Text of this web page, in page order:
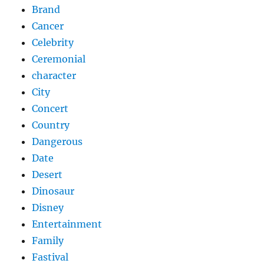
Brand
Cancer
Celebrity
Ceremonial
character
City
Concert
Country
Dangerous
Date
Desert
Dinosaur
Disney
Entertainment
Family
Fastival